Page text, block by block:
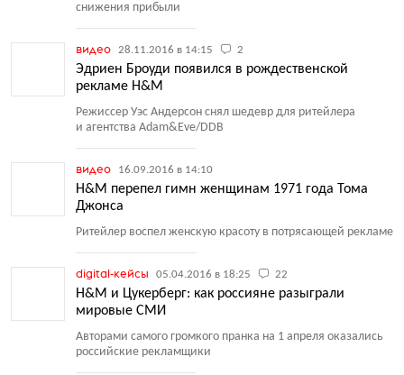
снижения прибыли
видео 28.11.2016 в 14:15 2
Эдриен Броуди появился в рождественской
рекламе H&M
Режиссер Уэс Андерсон снял шедевр для ритейлера
и агентства Adam&Eve/DDB
видео 16.09.2016 в 14:10
H&M перепел гимн женщинам 1971 года Тома
Джонса
Ритейлер воспел женскую красоту в потрясающей рекламе
digital-кейсы 05.04.2016 в 18:25 22
H&M и Цукерберг: как россияне разыграли
мировые СМИ
Авторами самого громкого пранка на 1 апреля оказались
российские рекламщики